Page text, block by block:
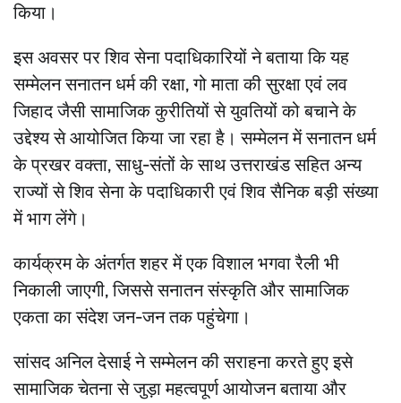
किया।
इस अवसर पर शिव सेना पदाधिकारियों ने बताया कि यह
सम्मेलन सनातन धर्म की रक्षा, गो माता की सुरक्षा एवं लव
जिहाद जैसी सामाजिक कुरीतियों से युवतियों को बचाने के
उद्देश्य से आयोजित किया जा रहा है। सम्मेलन में सनातन धर्म
के प्रखर वक्ता, साधु-संतों के साथ उत्तराखंड सहित अन्य
राज्यों से शिव सेना के पदाधिकारी एवं शिव सैनिक बड़ी संख्या
में भाग लेंगे।
कार्यक्रम के अंतर्गत शहर में एक विशाल भगवा रैली भी
निकाली जाएगी, जिससे सनातन संस्कृति और सामाजिक
एकता का संदेश जन-जन तक पहुंचेगा।
सांसद अनिल देसाई ने सम्मेलन की सराहना करते हुए इसे
सामाजिक चेतना से जुड़ा महत्वपूर्ण आयोजन बताया और